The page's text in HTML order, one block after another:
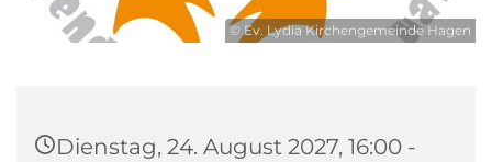
© Ev. Lydia Kirchengemeinde Hagen
Dienstag, 24. August 2027, 16:00 -